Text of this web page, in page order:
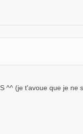
^^ (je t'avoue que je ne